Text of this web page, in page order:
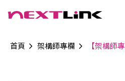
首頁 架構師專欄 【架構師